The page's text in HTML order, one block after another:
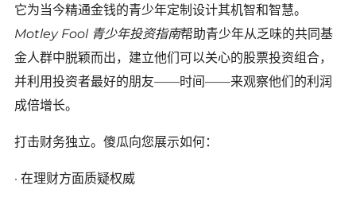
它为当今精通金钱的青少年定制设计其机智和智慧。
Motley Fool 青少年投资指南帮助青少年从乏味的共同基
金人群中脱颖而出，建立他们可以关心的股票投资组合，
并利用投资者最好的朋友——时间——来观察他们的利润
成倍增长。
打击财务独立。傻瓜向您展示如何：
· 在理财方面质疑权威